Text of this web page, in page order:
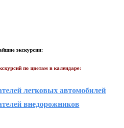
экскурсии:
по цветам в календаре:
легковых автомобилей
внедорожников